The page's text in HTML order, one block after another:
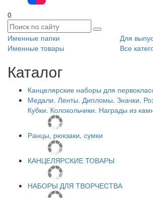
0
Именные папки
Для
Именные товары
Все
Каталог
Канцелярские наборы для
Медали. Ленты. Дипломы. Значки.
Кубки. Колокольчики. Награды из
Ранцы, рюкзаки, сумки
КАНЦЕЛЯРСКИЕ ТОВАРЫ
НАБОРЫ ДЛЯ ТВОРЧЕСТВА